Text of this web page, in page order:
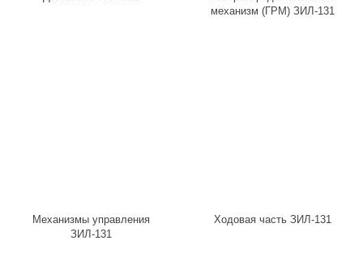
механизм (ГРМ) ЗИЛ-131
Механизмы управления
ЗИЛ-131
Ходовая часть ЗИЛ-131